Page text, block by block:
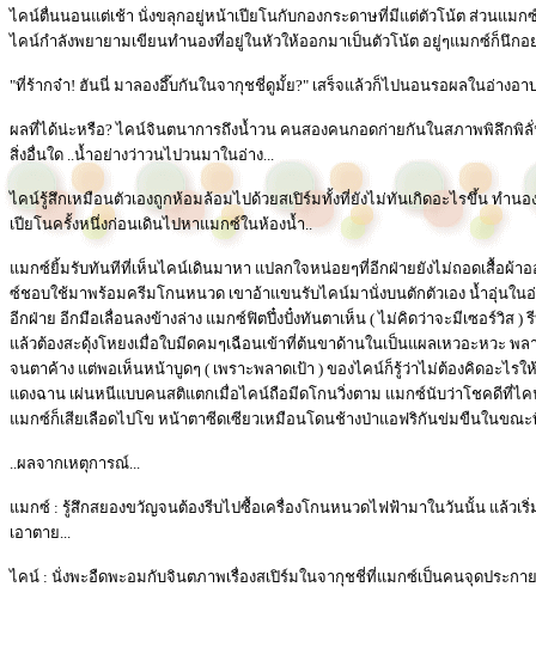
ไคน์ตื่นนอนแต่เช้า นั่งขลุกอยู่หน้าเปียโนกับกองกระดาษที่มีแต่ตัวโน้ต ส่วนแม
ไคน์กำลังพยายามเขียนทำนองที่อยู่ในหัวให้ออกมาเป็นตัวโน้ต อยู่ๆแมกซ์ก็นึก
"ที่ร้ากจ๋า! ฮันนี่ มาลองอึ๊บกันในจากุชชี่ดูมั้ย?" เสร็จแล้วก็ไปนอนรอผลในอ่างอา
ผลที่ได้น่ะหรือ? ไคน์จินตนาการถึงน้ำวน คนสองคนกอดก่ายกันในสภาพพิลึกพิ
สิ่งอื่นใด ..น้ำอย่างว่าวนไปวนมาในอ่าง...
ไคน์รู้สึกเหมือนตัวเองถูกห้อมล้อมไปด้วยสเปิร์มทั้งที่ยังไม่ทันเกิดอะไรขึ้น ทำน
เปียโนครั้งหนึ่งก่อนเดินไปหาแมกซ์ในห้องน้ำ..
แมกซ์ยิ้มรับทันทีที่เห็นไคน์เดินมาหา แปลกใจหน่อยๆที่อีกฝ่ายยังไม่ถอดเสื้อผ้
ซ์ชอบใช้มาพร้อมครีมโกนหนวด เขาอ้าแขนรับไคน์มานั่งบนตักตัวเอง น้ำอุ่นใ
อีกฝ่าย อีกมือเลื่อนลงข้างล่าง แมกซ์ฟิตปึ๋งปั๋งทันตาเห็น ( ไม่คิดว่าจะมีเซอร์วิส )
แล้วต้องสะดุ้งโหยงเมื่อใบมีดคมๆเฉือนเข้าที่ต้นขาด้านในเป็นแผลเหวอะหวะ
จนตาค้าง แต่พอเห็นหน้าบูดๆ ( เพราะพลาดเป้า ) ของไคน์ก็รู้ว่าไม่ต้องคิดอะไ
แดงฉาน เผ่นหนีแบบคนสติแตกเมื่อไคน์ถือมีดโกนวิ่งตาม แมกซ์นับว่าโชคดีที่ไค
แมกซ์ก็เสียเลือดไปโข หน้าตาซีดเซียวเหมือนโดนช้างป่าแอฟริกันข่มขืนในขณะ
..ผลจากเหตุการณ์...
แมกซ์ : รู้สึกสยองขวัญจนต้องรีบไปซื้อเครื่องโกนหนวดไฟฟ้ามาในวันนั้น แล้วเ
เอาตาย...
ไคน์ : นั่งพะอืดพะอมกับจินตภาพเรื่องสเปิร์มในจากุชชี่ที่แมกซ์เป็นคนจุดประกา